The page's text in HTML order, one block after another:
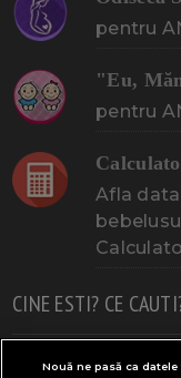
pentru
"Eu,
pentru
Afla
CINE ESTI? CE
Doresc un copil
Nouă ne pasă ca